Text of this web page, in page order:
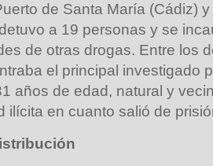
de Santa María (Cádiz)
a 19 personas y se
de otras drogas. Entre los
el principal investigado
años de edad, natural y
ilícita en cuanto salió de